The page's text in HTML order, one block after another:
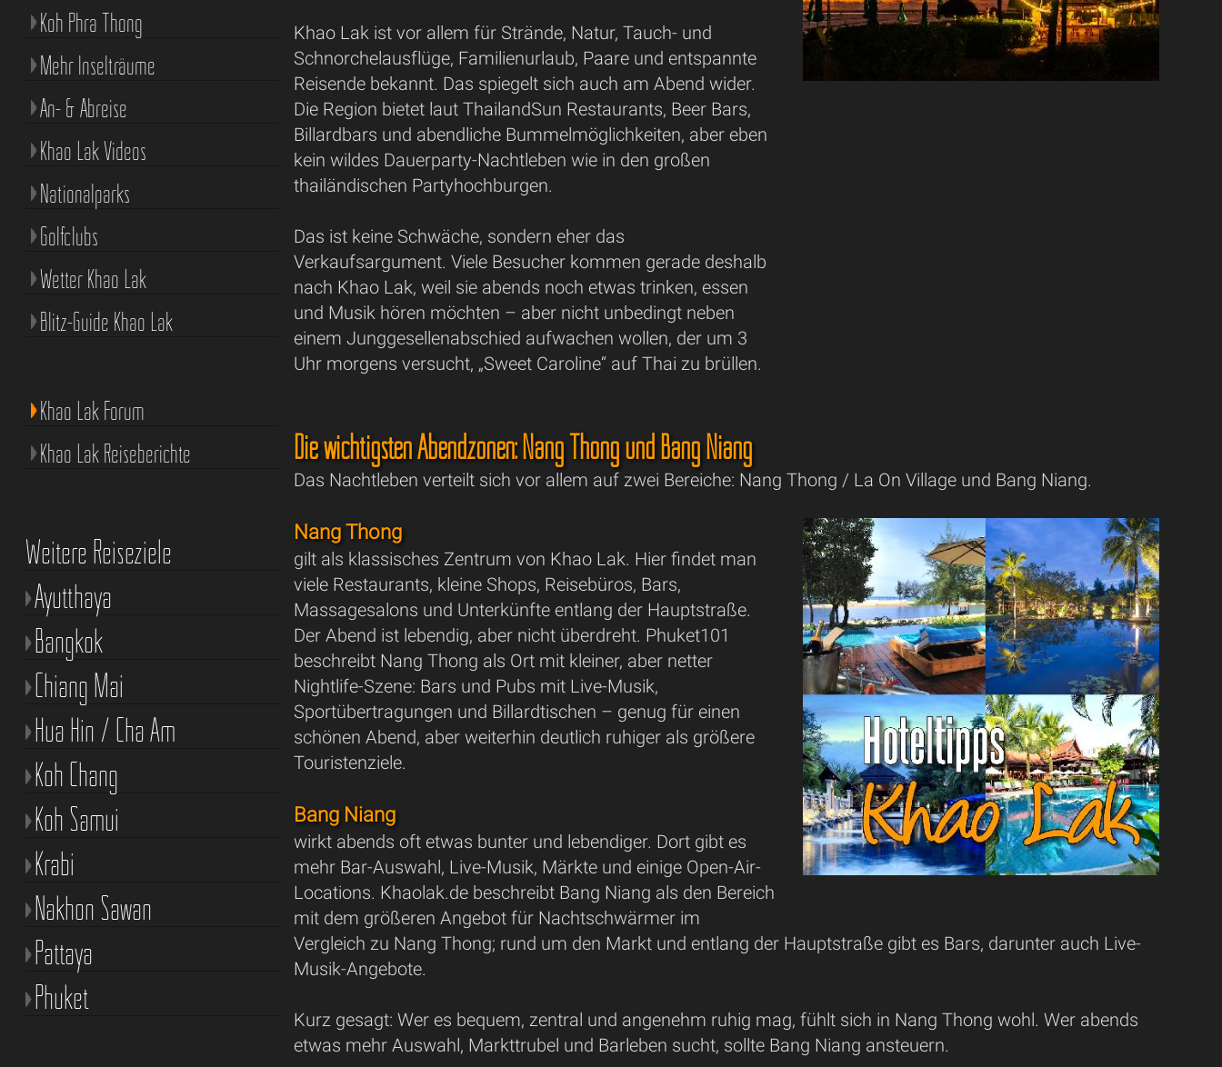
Khao Lak ist vor allem für Strände, Natur, Tauch- und
Schnorchelausflüge, Familienurlaub, Paare und entspannte
Reisende bekannt. Das spiegelt sich auch am Abend wider.
Die Region bietet laut ThailandSun Restaurants, Beer Bars,
Billardbars und abendliche Bummelmöglichkeiten, aber eben
kein wildes Dauerparty-Nachtleben wie in den großen
thailändischen Partyhochburgen.
Das ist keine Schwäche, sondern eher das
Verkaufsargument. Viele Besucher kommen gerade deshalb
nach Khao Lak, weil sie abends noch etwas trinken, essen
und Musik hören möchten – aber nicht unbedingt neben
einem Junggesellenabschied aufwachen wollen, der um 3
Uhr morgens versucht, „Sweet Caroline“ auf Thai zu brüllen.
Die wichtigsten Abendzonen: Nang Thong und Bang Niang
Das Nachtleben verteilt sich vor allem auf zwei Bereiche: Nang Thong / La On Village und Bang Niang.
Nang Thong
gilt als klassisches Zentrum von Khao Lak. Hier findet man
viele Restaurants, kleine Shops, Reisebüros, Bars,
Massagesalons und Unterkünfte entlang der Hauptstraße.
Der Abend ist lebendig, aber nicht überdreht. Phuket101
beschreibt Nang Thong als Ort mit kleiner, aber netter
Nightlife-Szene: Bars und Pubs mit Live-Musik,
Sportübertragungen und Billardtischen – genug für einen
schönen Abend, aber weiterhin deutlich ruhiger als größere
Touristenziele.
Bang Niang
wirkt abends oft etwas bunter und lebendiger. Dort gibt es
mehr Bar-Auswahl, Live-Musik, Märkte und einige Open-Air-
Locations. Khaolak.de beschreibt Bang Niang als den Bereich
mit dem größeren Angebot für Nachtschwärmer im
Vergleich zu Nang Thong; rund um den Markt und entlang der Hauptstraße gibt es Bars, darunter auch Live-
Musik-Angebote.
Kurz gesagt: Wer es bequem, zentral und angenehm ruhig mag, fühlt sich in Nang Thong wohl. Wer abends
etwas mehr Auswahl, Markttrubel und Barleben sucht, sollte Bang Niang ansteuern.
Koh Phra Thong
Mehr Inselträume
An- & Abreise
Khao Lak Videos
Nationalparks
Golfclubs
Wetter Khao Lak
Blitz-Guide Khao Lak
Khao Lak Forum
Khao Lak Reiseberichte
Weitere Reiseziele
Ayutthaya
Bangkok
Chiang Mai
Hua Hin / Cha Am
Koh Chang
Koh Samui
Krabi
Nakhon Sawan
Pattaya
Phuket